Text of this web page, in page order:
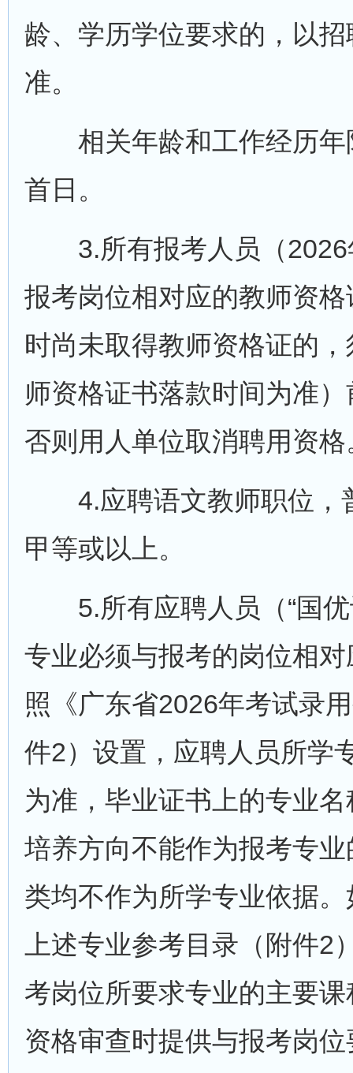
龄、学历学位要求的，以
准。
相关年龄和工作经历年
首日。
3.所有报考人员（2026
报考岗位相对应的教师资
时尚未取得教师资格证的
师资格证书落款时间为准
否则用人单位取消聘用资格
4.应聘语文教师职位，
甲等或以上。
5.所有应聘人员（“国优
专业必须与报考的岗位相
照《广东省2026年考试录
件2）设置，应聘人员所学
为准，毕业证书上的专业
培养方向不能作为报考专
类均不作为所学专业依据
上述专业参考目录（附件
考岗位所要求专业的主要
资格审查时提供与报考岗